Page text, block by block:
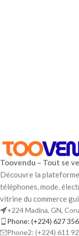
Toovendu – Tout se
Découvre la
téléphones, mode,
vitrine du commerce
+224 Madina, GN,
Phone: (+224) 627
Phone2: (+224) 611